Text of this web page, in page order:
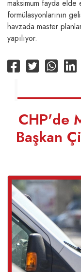
maksimum fayda
formülasyonlarının
havzada master
yapılıyor.
CHP'de
Başkan